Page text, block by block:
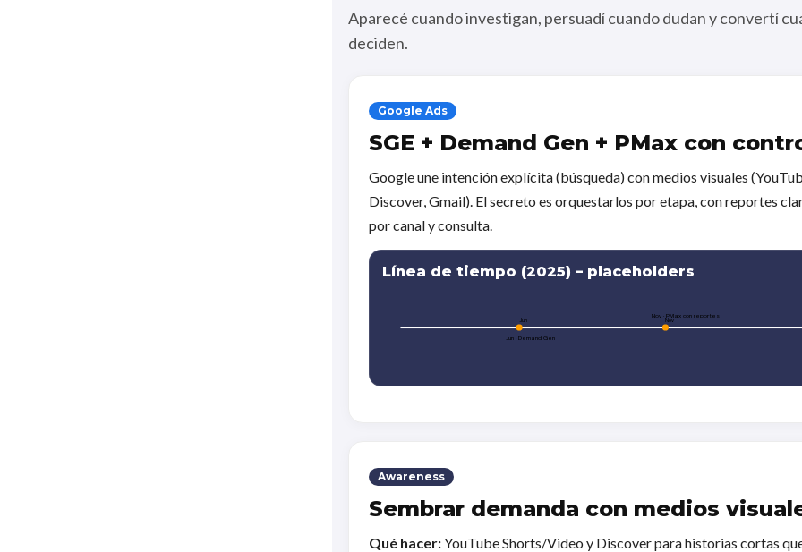
Aparecé cuando investigan, persuadí cuando dudan y convertí
deciden.
Google Ads
SGE + Demand Gen + PMax con
Google une intención explícita (búsqueda) con medios visuales
Discover, Gmail). El secreto es orquestarlos por etapa, con reportes
por canal y consulta.
Línea de tiempo (2025) – placeholders
Jun Nov
Jun · Demand Gen
Nov · PMax con reportes
Awareness
Sembrar demanda con medios
Qué hacer:YouTube Shorts/Video y Discover para historias cortas